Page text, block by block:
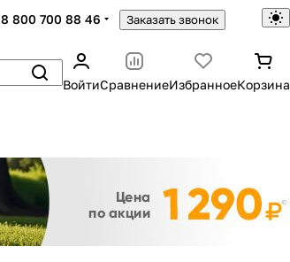
8 800 700 88 46 Заказать звонок
ВойтиСравнениеИзбранноеКорзина